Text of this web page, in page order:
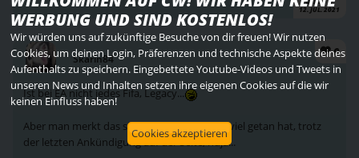
12. JUL. 2021
Skarin84
0
Ist bei EA nicht jedes Fifa, Legacy...
Aber man merkt das sich hier nicht wirklich viel getan hat, trotz
der letzten Ankündigung auf der Seite, nuja...
WERBUNG UND SIND KOSTENLOS!
Wir würden uns auf zukünftige Besuche von dir freuen! Wir nutzen
Cookies, um deinen Login, Präferenzen und technische Aspekte deines
Aufenthalts zu speichern. Eingebettete Youtube-Videos und Tweets in
unseren News und Inhalten setzen ihre eigenen Cookies auf die wir
keinen Einfluss haben!
Cookies akzeptieren